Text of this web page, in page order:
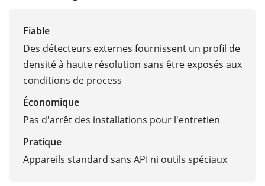
Fiable
Des détecteurs externes fournissent un profil de
densité à haute résolution sans être exposés aux
conditions de process
Économique
Pas d'arrêt des installations pour l'entretien
Pratique
Appareils standard sans API ni outils spéciaux